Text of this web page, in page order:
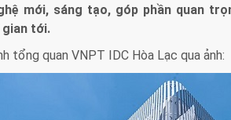
mới, sáng tạo, góp phần quan
tới.
tổng quan VNPT IDC Hòa Lạc qua ảnh: